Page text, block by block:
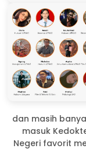
dan masih
masuk
Negeri favorit